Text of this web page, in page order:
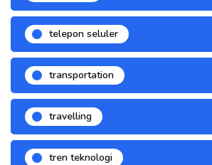
telepon seluler
transportation
travelling
tren teknologi